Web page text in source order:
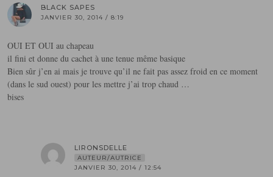
BLACK SAPES
JANVIER 30, 2014 / 8:19
OUI ET OUI au chapeau
il fini et donne du cachet à une tenue même basique
Bien sûr j’en ai mais je trouve qu’il ne fait pas assez froid en ce moment
(dans le sud ouest) pour les mettre j’ai trop chaud …
bises
LIRONSDELLE
AUTEUR/AUTRICE
JANVIER 30, 2014 / 12:54